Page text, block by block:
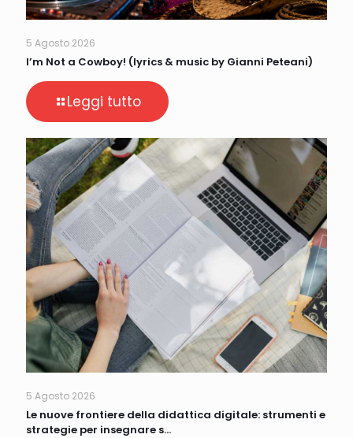
5 Agosto 2026
I’m Not a Cowboy! (lyrics & music by Gianni Peteani)
Leggi tutto
5 Agosto 2026
Le nuove frontiere della didattica digitale: strumenti e
strategie per insegnare s…